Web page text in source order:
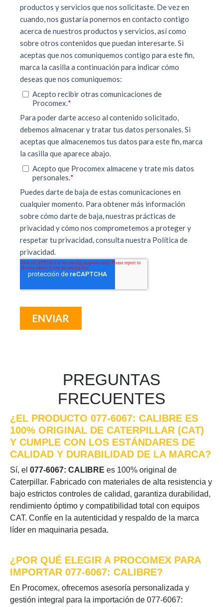
PREGUNTAS
FRECUENTES
¿EL PRODUCTO 077-6067: CALIBRE ES
100% ORIGINAL DE CATERPILLAR (CAT)
Y CUMPLE CON LOS ESTÁNDARES DE
CALIDAD Y DURABILIDAD DE LA MARCA?
Sí, el 077-6067: CALIBRE es 100% original de
Caterpillar. Fabricado con materiales de alta resistencia y
bajo estrictos controles de calidad, garantiza durabilidad,
rendimiento óptimo y compatibilidad total con equipos
CAT. Confíe en la autenticidad y respaldo de la marca
líder en maquinaria pesada.
¿POR QUÉ ELEGIR A PROCOMEX PARA
IMPORTAR 077-6067: CALIBRE?
En Procomex, ofrecemos asesoría personalizada y
gestión integral para la importación de 077-6067: